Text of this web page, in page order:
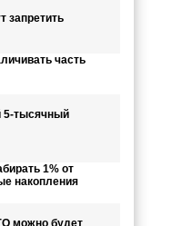
запретить
часть
5-тысячный
1% от
накопления
можно будет